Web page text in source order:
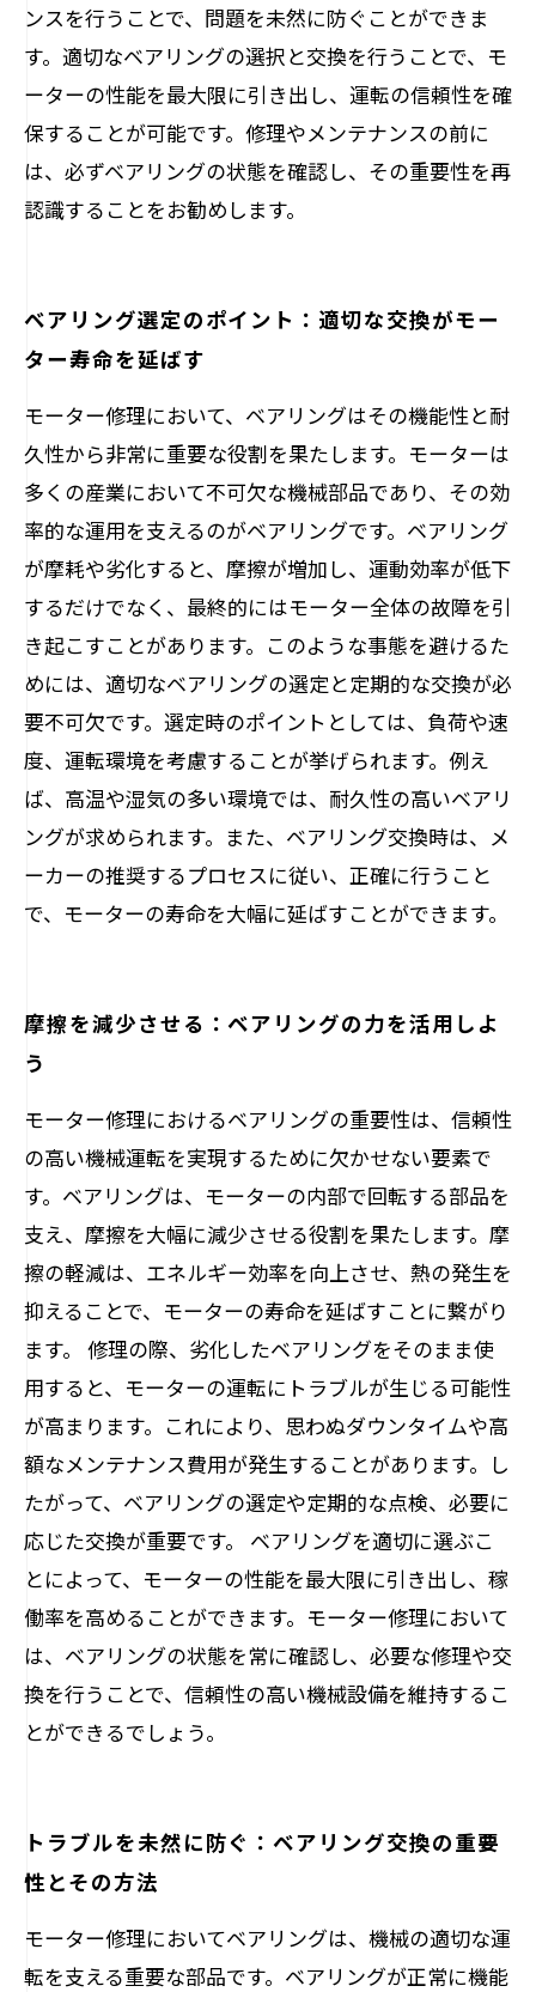
ンスを行うことで、問題を未然に防ぐことができま
す。適切なベアリングの選択と交換を行うことで、モ
ーターの性能を最大限に引き出し、運転の信頼性を確
保することが可能です。修理やメンテナンスの前に
は、必ずベアリングの状態を確認し、その重要性を再
認識することをお勧めします。
ベアリング選定のポイント：適切な交換がモー
ター寿命を延ばす
モーター修理において、ベアリングはその機能性と耐
久性から非常に重要な役割を果たします。モーターは
多くの産業において不可欠な機械部品であり、その効
率的な運用を支えるのがベアリングです。ベアリング
が摩耗や劣化すると、摩擦が増加し、運動効率が低下
するだけでなく、最終的にはモーター全体の故障を引
き起こすことがあります。このような事態を避けるた
めには、適切なベアリングの選定と定期的な交換が必
要不可欠です。選定時のポイントとしては、負荷や速
度、運転環境を考慮することが挙げられます。例え
ば、高温や湿気の多い環境では、耐久性の高いベアリ
ングが求められます。また、ベアリング交換時は、メ
ーカーの推奨するプロセスに従い、正確に行うこと
で、モーターの寿命を大幅に延ばすことができます。
摩擦を減少させる：ベアリングの力を活用しよ
う
モーター修理におけるベアリングの重要性は、信頼性
の高い機械運転を実現するために欠かせない要素で
す。ベアリングは、モーターの内部で回転する部品を
支え、摩擦を大幅に減少させる役割を果たします。摩
擦の軽減は、エネルギー効率を向上させ、熱の発生を
抑えることで、モーターの寿命を延ばすことに繋がり
ます。 修理の際、劣化したベアリングをそのまま使
用すると、モーターの運転にトラブルが生じる可能性
が高まります。これにより、思わぬダウンタイムや高
額なメンテナンス費用が発生することがあります。し
たがって、ベアリングの選定や定期的な点検、必要に
応じた交換が重要です。 ベアリングを適切に選ぶこ
とによって、モーターの性能を最大限に引き出し、稼
働率を高めることができます。モーター修理において
は、ベアリングの状態を常に確認し、必要な修理や交
換を行うことで、信頼性の高い機械設備を維持するこ
とができるでしょう。
トラブルを未然に防ぐ：ベアリング交換の重要
性とその方法
モーター修理においてベアリングは、機械の適切な運
転を支える重要な部品です。ベアリングが正常に機能